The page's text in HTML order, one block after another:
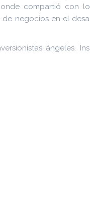
compartió con
negocios en el
ángeles.